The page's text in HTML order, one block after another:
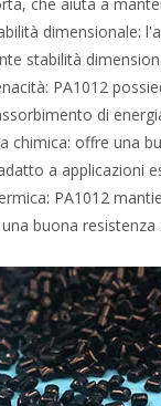
dimensionale:
stabilità
PA1012
di
chimica: offre una
a applicazioni
PA1012
buona resistenza